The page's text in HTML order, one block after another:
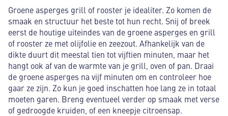
Groene asperges grill of rooster je idealiter. Zo komen de
smaak en structuur het beste tot hun recht. Snij of breek
eerst de houtige uiteindes van de groene asperges en grill
of rooster ze met olijfolie en zeezout. Afhankelijk van de
dikte duurt dit meestal tien tot vijftien minuten, maar het
hangt ook af van de warmte van je grill, oven of pan. Draai
de groene asperges na vijf minuten om en controleer hoe
gaar ze zijn. Zo kun je goed inschatten hoe lang ze in totaal
moeten garen. Breng eventueel verder op smaak met verse
of gedroogde kruiden, of een kneepje citroensap.